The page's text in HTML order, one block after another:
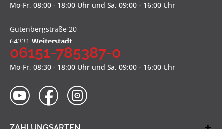
Mo-Fr, 08:00 - 18:00 Uhr und Sa, 09:00 - 16:00 Uhr
Gutenbergstraße 20
64331 Weiterstadt
06151-785387-0
Mo-Fr, 08:30 - 18:00 Uhr und Sa, 09:00 - 16:00 Uhr